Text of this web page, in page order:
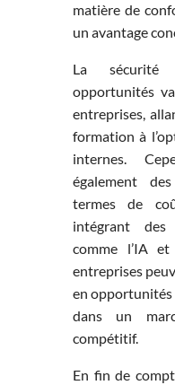
matière de
un avantage
La
opportunités
entreprises,
formation à
internes.
également
termes de
intégrant des
comme l’IA
entreprises
en
dans un
compétitif.
En fin de